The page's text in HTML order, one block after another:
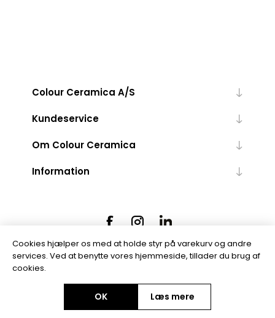
Colour Ceramica A/S
Kundeservice
Om Colour Ceramica
Information
Powered bynopCommerce
Copyright © 2026 Colour Ceramica A/S. Alle rettigheder forbeholdt.
Cookies hjælper os med at holde styr på varekurv og andre
services. Ved at benytte vores hjemmeside, tillader du brug af
cookies.
OK Læs mere